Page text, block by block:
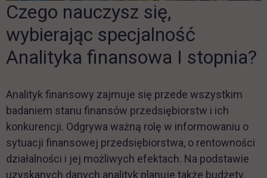
Czego nauczysz się,
wybierając specjalność
Analityka finansowa I stopnia?
Analityk finansowy zajmuje się przede wszystkim
badaniem stanu finansów przedsiębiorstw i ich
konkurencji. Odgrywa ważną rolę w informowaniu o
sytuacji finansowej przedsiębiorstwa, o rentowności
działalności i jej możliwych efektach. Na podstawie
uzyskanych danych analityk planuje także budżety,